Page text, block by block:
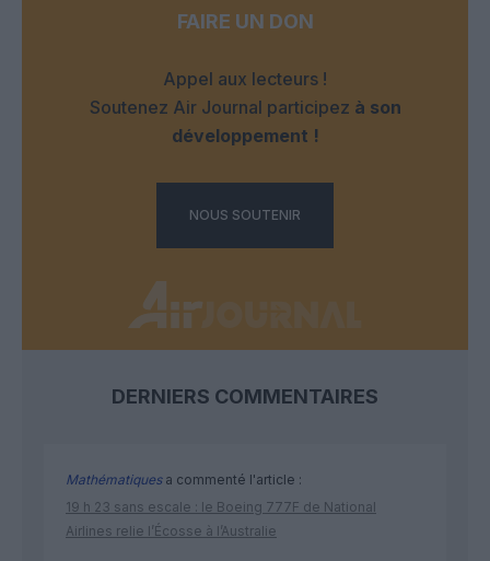
FAIRE UN DON
Appel aux lecteurs !
Soutenez Air Journal participez à son
développement !
NOUS SOUTENIR
DERNIERS COMMENTAIRES
Mathématiquesa commenté l'article :
19 h 23 sans escale : le Boeing 777F de National
Airlines relie l’Écosse à l’Australie